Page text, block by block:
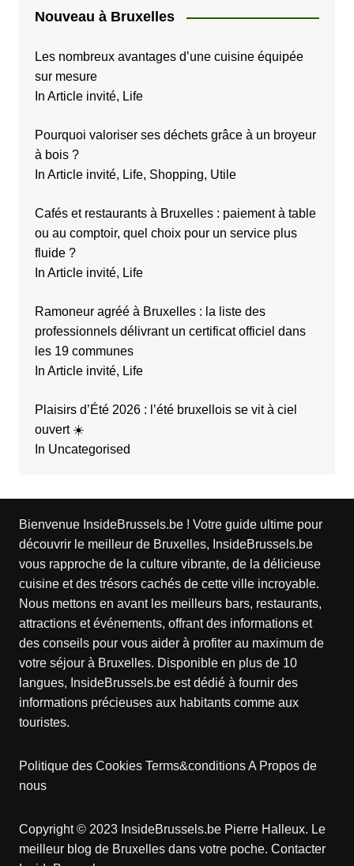
Nouveau à Bruxelles
Les nombreux avantages d’une cuisine équipée
sur mesure
In Article invité, Life
Pourquoi valoriser ses déchets grâce à un broyeur
à bois ?
In Article invité, Life, Shopping, Utile
Cafés et restaurants à Bruxelles : paiement à table
ou au comptoir, quel choix pour un service plus
fluide ?
In Article invité, Life
Ramoneur agréé à Bruxelles : la liste des
professionnels délivrant un certificat officiel dans
les 19 communes
In Article invité, Life
Plaisirs d’Été 2026 : l’été bruxellois se vit à ciel
ouvert ☀️
In Uncategorised
Bienvenue InsideBrussels.be ! Votre guide ultime pour
découvrir le meilleur de Bruxelles, InsideBrussels.be
vous rapproche de la culture vibrante, de la délicieuse
cuisine et des trésors cachés de cette ville incroyable.
Nous mettons en avant les meilleurs bars, restaurants,
attractions et événements, offrant des informations et
des conseils pour vous aider à profiter au maximum de
votre séjour à Bruxelles. Disponible en plus de 10
langues, InsideBrussels.be est dédié à fournir des
informations précieuses aux habitants comme aux
touristes.
Politique des Cookies Terms&conditionsA Propos de
nous
Copyright © 2023 InsideBrussels.be Pierre Halleux. Le
meilleur blog de Bruxelles dans votre poche. Contacter